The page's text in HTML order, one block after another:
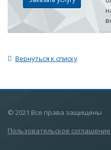
Вернуться к списку
© 2021 Все права защищены
Пользовательское соглашение